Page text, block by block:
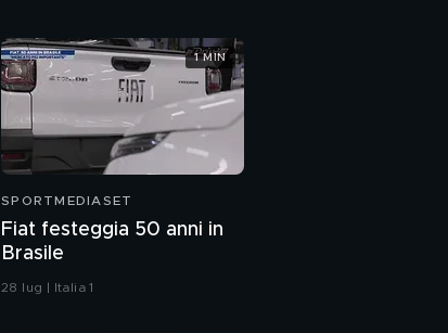
Juventus, Champions
appesa a un filo
Sinner regala emozioni
SPORTMEDIASET
Fiat festeggia 50 anni in
Brasile
28 lug | Italia 1
1 MIN